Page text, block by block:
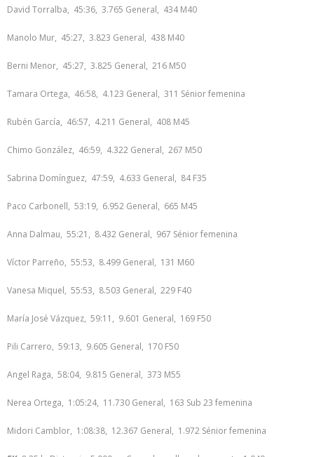
David Torralba, 45:36, 3.765 General, 434 M40
Manolo Mur, 45:27, 3.823 General, 438 M40
Berni Menor, 45:27, 3.825 General, 216 M50
Tamara Ortega, 46:58, 4.123 General, 311 Sénior femenina
Rubén García, 46:57, 4.211 General, 408 M45
Chimo González, 46:59, 4.322 General, 267 M50
Sabrina Domínguez, 47:59, 4.633 General, 84 F35
Paco Carbonell, 53:19, 6.952 General, 665 M45
Anna Dalmau, 55:21, 8.432 General, 967 Sénior femenina
Víctor Parreño, 55:53, 8.499 General, 131 M60
Vanesa Miquel, 55:53, 8.503 General, 229 F40
María José Vázquez, 59:11, 9.601 General, 169 F50
Pili Carrero, 59:13, 9.605 General, 170 F50
Angel Raga, 58:04, 9.815 General, 373 M55
Nerea Ortega, 1:05:24, 11.730 General, 163 Sub 23 femenina
Midori Camblor, 1:08:38, 12.367 General, 1.972 Sénior femenina